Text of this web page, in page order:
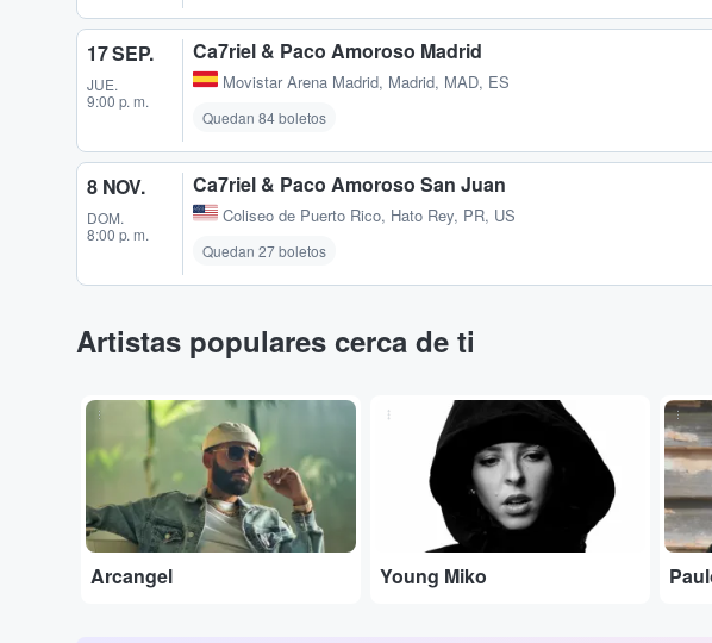
17 SEP.
JUE.
9:00 p. m.
Ca7riel & Paco Amoroso Madrid
Movistar Arena Madrid, Madrid, MAD, ES
Quedan 84 boletos
8 NOV.
DOM.
8:00 p. m.
Ca7riel & Paco Amoroso San Juan
Coliseo de Puerto Rico, Hato Rey, PR, US
Quedan 27 boletos
Artistas populares cerca de ti
...
Arcangel
...
Young Miko
...